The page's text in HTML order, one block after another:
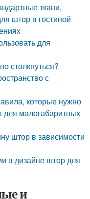
ткани,
штор в гостиной
для
столкнуться?
с
которые нужно
малогабаритных
штор в зависимости
в дизайне штор для
и